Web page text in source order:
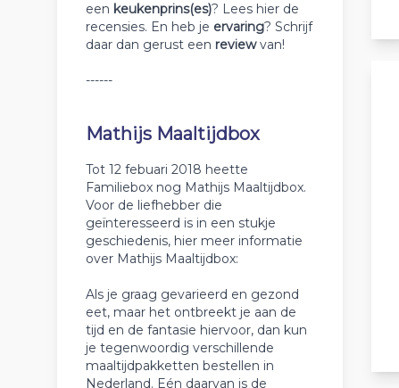
een keukenprins(es)? Lees hier de
recensies. En heb je ervaring? Schrijf
daar dan gerust een reviewvan!
------
Mathijs Maaltijdbox
Tot 12 febuari 2018 heette
Familiebox nog Mathijs Maaltijdbox.
Voor de liefhebber die
geïnteresseerd is in een stukje
geschiedenis, hier meer informatie
over Mathijs Maaltijdbox:
Als je graag gevarieerd en gezond
eet, maar het ontbreekt je aan de
tijd en de fantasie hiervoor, dan kun
je tegenwoordig verschillende
maaltijdpakketten bestellen in
Nederland. Eén daarvan is de